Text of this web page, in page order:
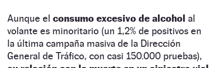
Aunque el consumo excesivo de alcohol al
volante es minoritario (un 1,2% de positivos en
la última campaña masiva de la Dirección
General de Tráfico, con casi 150.000 pruebas),